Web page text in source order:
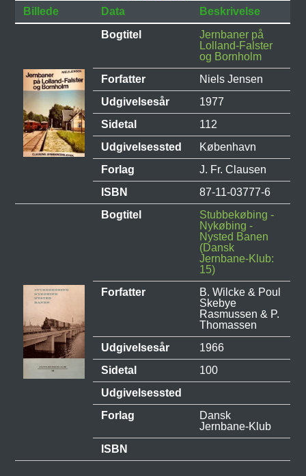
Billede
Data
Beskrivelse
Bogtitel
Jernbaner på
Lolland-Falster
og Bornholm
Forfatter
Niels Jensen
Udgivelsesår
1977
Sidetal
112
Udgivelsessted
København
Forlag
J. Fr. Clausen
ISBN
87-11-03777-6
Bogtitel
Stubbekøbing -
Nykøbing -
Nysted Banen
(Dansk
Jernbane-Klub:
15)
Forfatter
B. Wilcke & Poul
Skebye
Rasmussen & P.
Thomassen
Udgivelsesår
1966
Sidetal
100
Udgivelsessted
Forlag
Dansk
Jernbane-Klub
ISBN